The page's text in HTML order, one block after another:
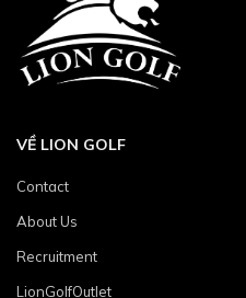
VỀ LION GOLF
Contact
About Us
Recruitment
LionGolfOutlet